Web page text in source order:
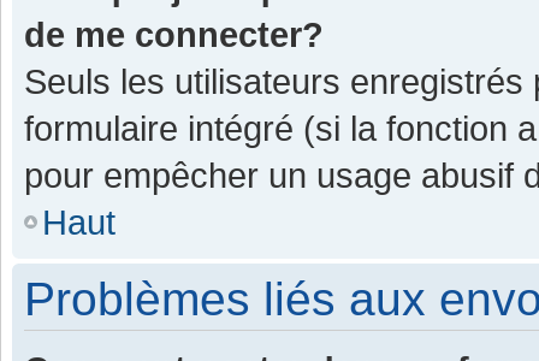
de me connecter?
Seuls les utilisateurs enregistrés
formulaire intégré (si la fonction
pour empêcher un usage abusif
Haut
Problèmes liés aux